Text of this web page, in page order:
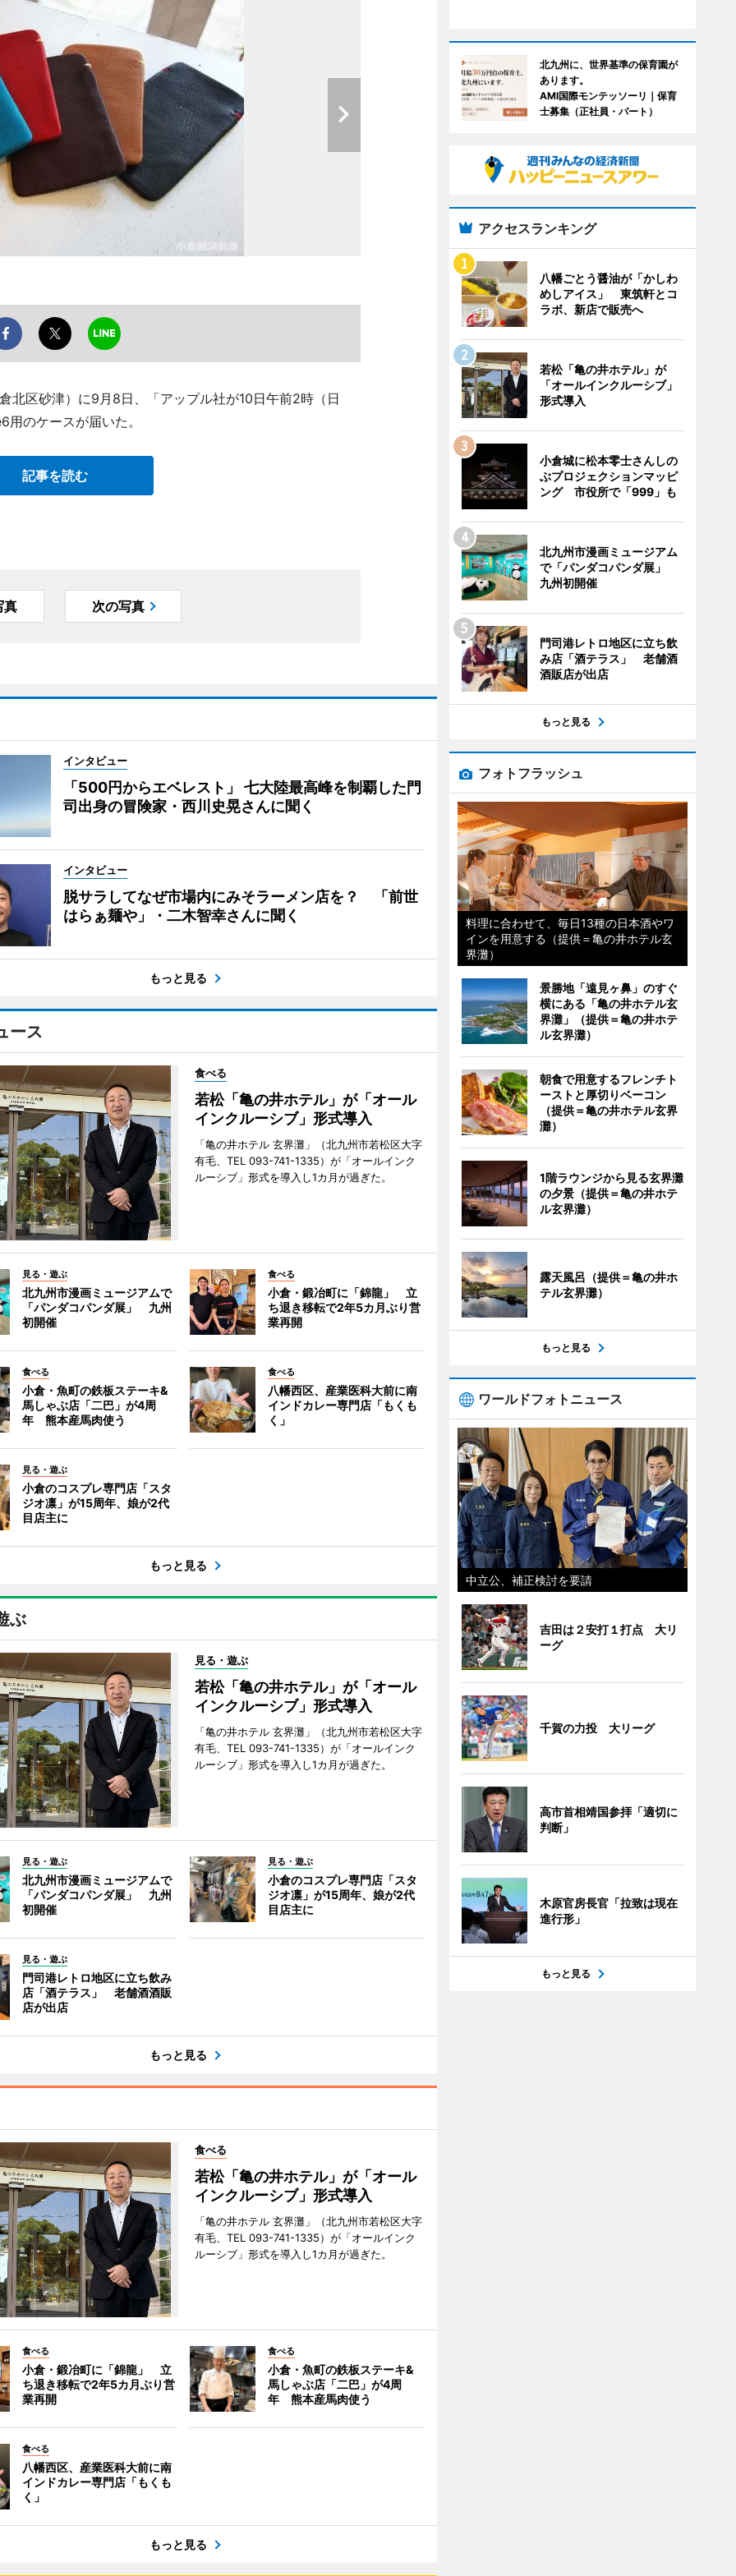
北区砂津）に9月8日、「アップル社が10日午前2時（日
のケースが届いた。
記事を読む
真 次の写真
インタビュー
「500円からエベレスト」 七大陸最高峰を制覇した門
司出身の冒険家・西川史晃さんに聞く
インタビュー
脱サラしてなぜ市場内にみそラーメン店を？ 「前世
はらぁ麺や」・二木智幸さんに聞く
もっと見る
ース
食べる
若松「亀の井ホテル」が「オール
インクルーシブ」形式導入
「亀の井ホテル 玄界灘」（北九州市若松区大字
有毛、TEL 093-741-1335）が「オールインク
ルーシブ」形式を導入し1カ月が過ぎた。
見る・遊ぶ
北九州市漫画ミュージアムで
「パンダコパンダ展」 九州
初開催
食べる
小倉・鍛冶町に「錦龍」 立
ち退き移転で2年5カ月ぶり営
業再開
食べる
小倉・魚町の鉄板ステーキ&
馬しゃぶ店「二巴」が4周
年 熊本産馬肉使う
食べる
八幡西区、産業医科大前に南
インドカレー専門店「もくも
く」
見る・遊ぶ
小倉のコスプレ専門店「スタ
ジオ凛」が15周年、娘が2代
目店主に
もっと見る
ぶ
見る・遊ぶ
若松「亀の井ホテル」が「オール
インクルーシブ」形式導入
「亀の井ホテル 玄界灘」（北九州市若松区大字
有毛、TEL 093-741-1335）が「オールインク
ルーシブ」形式を導入し1カ月が過ぎた。
見る・遊ぶ
北九州市漫画ミュージアムで
「パンダコパンダ展」 九州
初開催
見る・遊ぶ
小倉のコスプレ専門店「スタ
ジオ凛」が15周年、娘が2代
目店主に
見る・遊ぶ
門司港レトロ地区に立ち飲み
店「酒テラス」 老舗酒酒販
店が出店
もっと見る
食べる
若松「亀の井ホテル」が「オール
インクルーシブ」形式導入
「亀の井ホテル 玄界灘」（北九州市若松区大字
有毛、TEL 093-741-1335）が「オールインク
ルーシブ」形式を導入し1カ月が過ぎた。
食べる
小倉・鍛冶町に「錦龍」 立
ち退き移転で2年5カ月ぶり営
業再開
食べる
小倉・魚町の鉄板ステーキ&
馬しゃぶ店「二巴」が4周
年 熊本産馬肉使う
食べる
八幡西区、産業医科大前に南
インドカレー専門店「もくも
く」
もっと見る
北九州に、世界基準の保育園が
あります。
AMI国際モンテッソーリ｜保育
士募集（正社員・パート）
アクセスランキング
八幡ごとう醤油が「かしわ
めしアイス」 東筑軒とコ
ラボ、新店で販売へ
若松「亀の井ホテル」が
「オールインクルーシブ」
形式導入
小倉城に松本零士さんしの
ぶプロジェクションマッピ
ング 市役所で「999」も
北九州市漫画ミュージアム
で「パンダコパンダ展」
九州初開催
門司港レトロ地区に立ち飲
み店「酒テラス」 老舗酒
酒販店が出店
もっと見る
フォトフラッシュ
料理に合わせて、毎日13種の日本酒やワ
インを用意する（提供＝亀の井ホテル玄
界灘）
景勝地「遠見ヶ鼻」のすぐ
横にある「亀の井ホテル玄
界灘」（提供＝亀の井ホテ
ル玄界灘）
朝食で用意するフレンチト
ーストと厚切りベーコン
（提供＝亀の井ホテル玄界
灘）
1階ラウンジから見る玄界灘
の夕景（提供＝亀の井ホテ
ル玄界灘）
露天風呂（提供＝亀の井ホ
テル玄界灘）
もっと見る
ワールドフォトニュース
中立公、補正検討を要請
吉田は２安打１打点 大リ
ーグ
千賀の力投 大リーグ
高市首相靖国参拝「適切に
判断」
木原官房長官「拉致は現在
進行形」
もっと見る